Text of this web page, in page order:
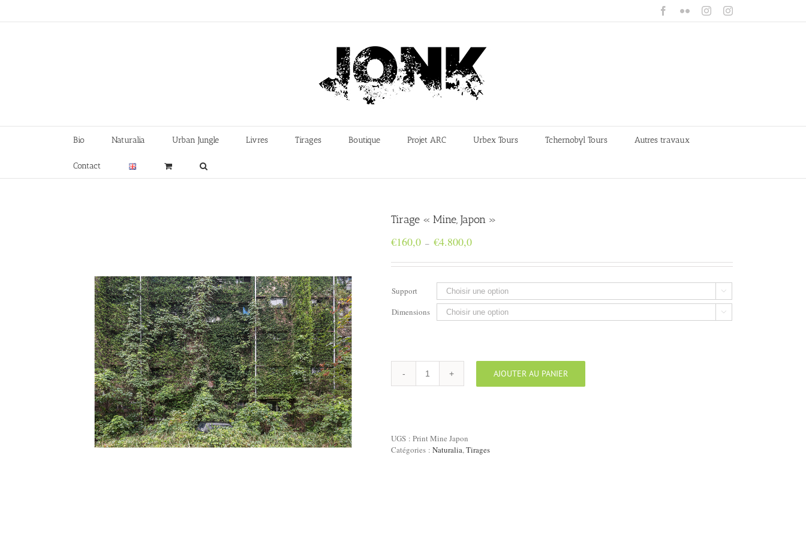
Facebook
FlickrInstagramInstagram
Bio Naturalia Urban Jungle Livres Tirages Boutique Projet ARC Urbex Tours Tchernobyl Tours Autres travaux
Contact
Tirage « Mine, Japon »
€160,0 – €4.800,0Plage
prix :
à
€4.800,0
Support 
Dimensions 
quantité
de
AJOUTER AU PANIER
UGS : Print Mine Japon
Catégories : Naturalia,Tirages